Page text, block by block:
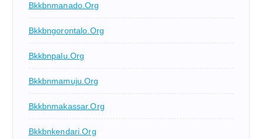
Bkkbnmanado.org
Bkkbngorontalo.org
Bkkbnpalu.org
Bkkbnmamuju.org
Bkkbnmakassar.org
Bkkbnkendari.org